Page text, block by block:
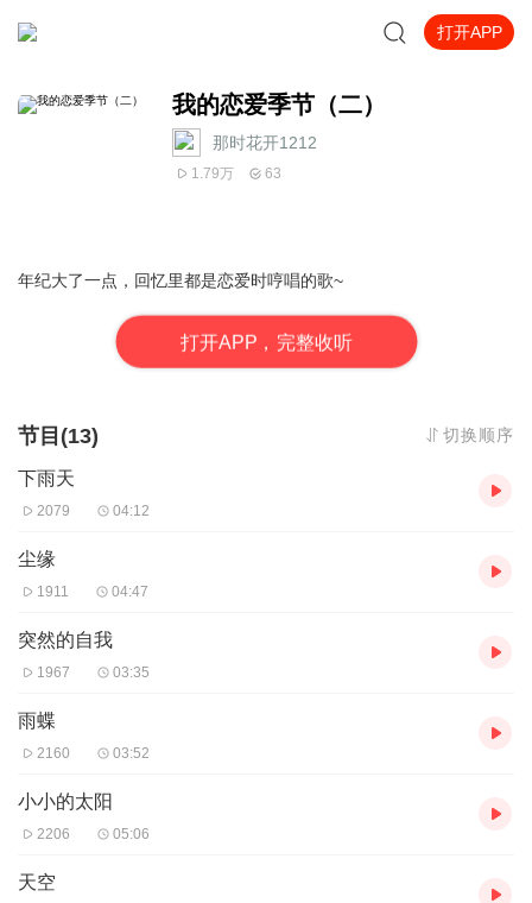
打开APP
我的恋爱季节（二）
那时花开1212
1.79万 63
年纪大了一点，回忆里都是恋爱时哼唱的歌~
打开APP，完整收听
节目(13) 切换顺序
下雨天
2079 04:12
尘缘
1911 04:47
突然的自我
1967 03:35
雨蝶
2160 03:52
小小的太阳
2206 05:06
天空